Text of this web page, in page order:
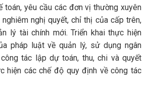
toán, yêu cầu các đơn vị thường xuyên
nghị quyết, chỉ thị của cấp trên,
lý tài chính mới. Triển khai thực hiện
pháp luật về quản lý, sử dụng ngân
tác lập dự toán, thu, chi và quyết
hiện các chế độ quy định về công tác